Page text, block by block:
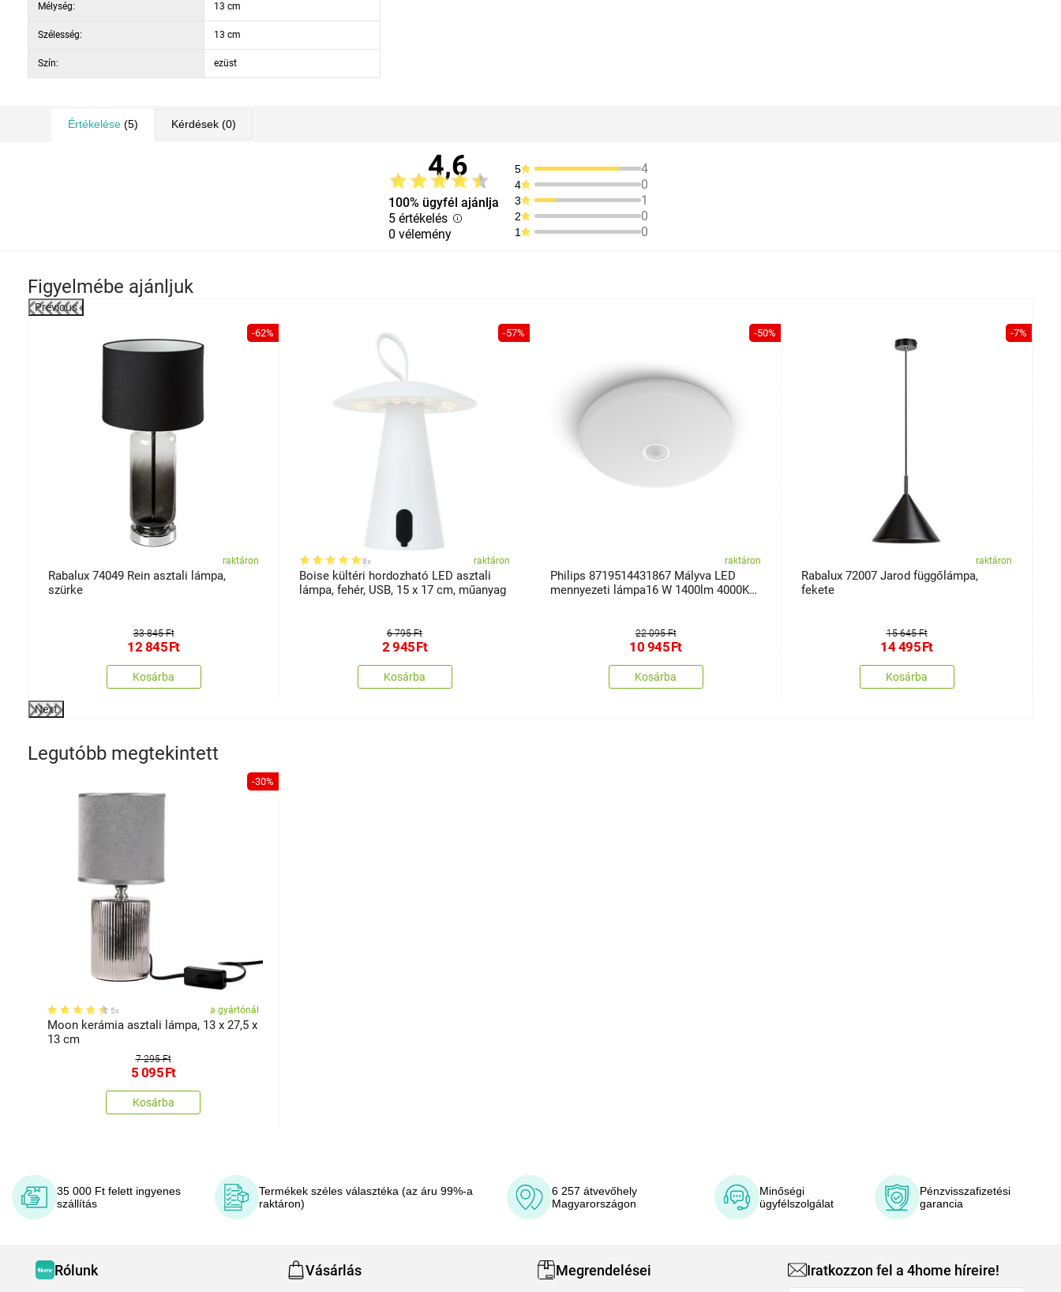
Mélység: 13 cm
Szélesség: 13 cm
Szín: ezüst
Értékelése (5) Kérdések (0)
4,6
100% ügyfél ajánlja
5 értékelés
0 vélemény
5 4
4 0
3 1
2 0
1 0
Figyelmébe ajánljuk
Previous
-62%
raktáron
Rabalux 74049 Rein asztali lámpa,
szürke
33 845 Ft
12 845Ft
Kosárba
-57%
8x raktáron
Boise kültéri hordozható LED asztali
lámpa, fehér, USB, 15 x 17 cm, műanyag
6 795 Ft
2 945Ft
Kosárba
-50%
raktáron
Philips 8719514431867 Mályva LED
mennyezeti lámpa16 W 1400lm 4000K
22 095 Ft
10 945Ft
Kosárba
-7%
raktáron
Rabalux 72007 Jarod függőlámpa,
fekete
15 645 Ft
14 495Ft
Kosárba
Next
Legutóbb megtekintett
-30%
5x a gyártónál
Moon kerámia asztali lámpa, 13 x 27,5 x
13 cm
7 295 Ft
5 095Ft
Kosárba
35 000 Ft felett ingyenes
szállítás
Termékek széles választéka (az áru 99%-a
raktáron)
6 257 átvevőhely
Magyarországon
Minőségi
ügyfélszolgálat
Pénzvisszafizetési
garancia
Rólunk Vásárlás Megrendelései Iratkozzon fel a 4home híreire!